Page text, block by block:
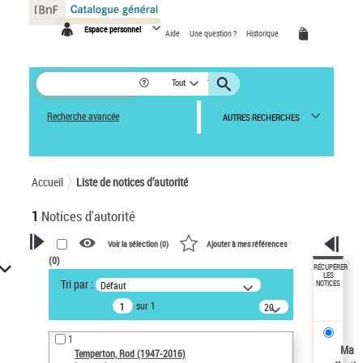
Espace personnel Aide Une question ? Historique
Tout
Recherche avancée AUTRES RECHERCHES
Accueil Liste de notices d’autorité
1 Notices d'autorité
VOTRE RECHERCHE
Recherche avancée dans les
notices d’autorité
Œuvres liées à l'auteur :
Temperton, Rod (1947-2016)
Voir la sélection (0) Ajouter à mes références
(0)
Tri par : Défaut
sur 1
20
résultats/page
1
Temperton, Rod (1947-2016)
RÉCUPÉRER
LES
NOTICES
Ma
Panneau de gestion des cookies